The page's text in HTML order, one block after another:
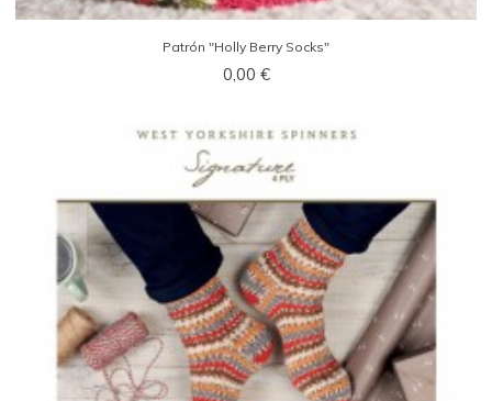
Patrón "Holly Berry Socks"
0,00 €